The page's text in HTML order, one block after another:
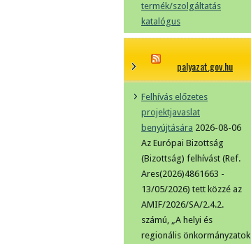
termék/szolgáltatás
katalógus
palyazat.gov.hu
Felhívás előzetes
projektjavaslat
benyújtására 2026-08-06
Az Európai Bizottság
(Bizottság) felhívást (Ref.
Ares(2026)4861663 -
13/05/2026) tett közzé az
AMIF/2026/SA/2.4.2.
számú, „A helyi és
regionális önkormányzatok